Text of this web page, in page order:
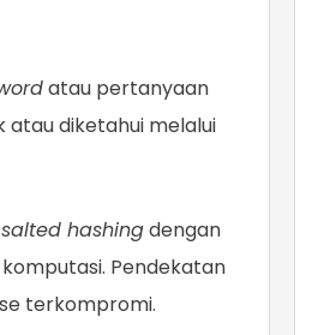
atau pertanyaan
atau diketahui melalui
salted hashingdengan
Pendekatan
terkompromi.